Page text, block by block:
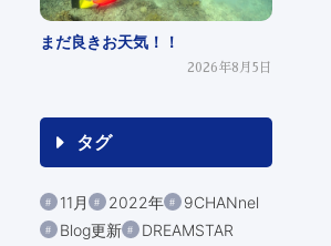
まだ良きお天気！！
2026年8月5日
タグ
11月 2022年
9CHANnel
Blog更新
DREAMSTAR